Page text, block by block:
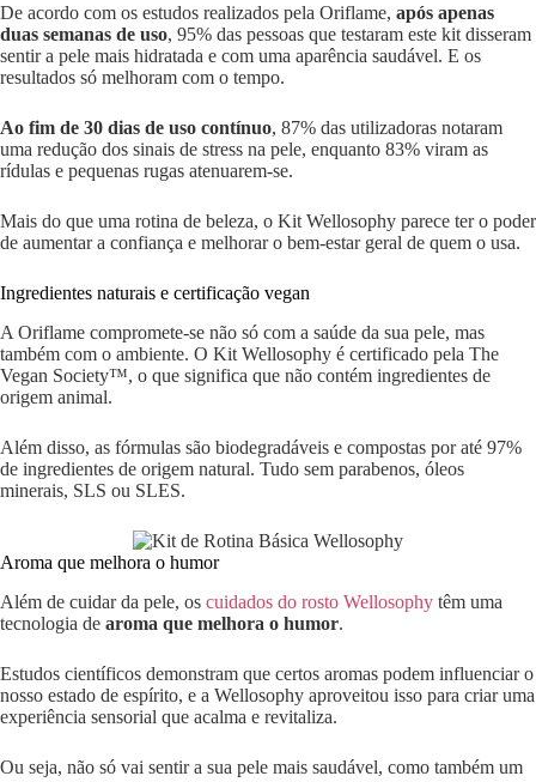
De acordo com os estudos realizados pela Oriflame, após apenas
duas semanas de uso, 95% das pessoas que testaram este kit disseram
sentir a pele mais hidratada e com uma aparência saudável. E os
resultados só melhoram com o tempo.
Ao fim de 30 dias de uso contínuo, 87% das utilizadoras notaram
uma redução dos sinais de stress na pele, enquanto 83% viram as
rídulas e pequenas rugas atenuarem-se.
Mais do que uma rotina de beleza, o Kit Wellosophy parece ter o poder
de aumentar a confiança e melhorar o bem-estar geral de quem o usa.
Ingredientes naturais e certificação vegan
A Oriflame compromete-se não só com a saúde da sua pele, mas
também com o ambiente. O Kit Wellosophy é certificado pela The
Vegan Society™, o que significa que não contém ingredientes de
origem animal.
Além disso, as fórmulas são biodegradáveis e compostas por até 97%
de ingredientes de origem natural. Tudo sem parabenos, óleos
minerais, SLS ou SLES.
Aroma que melhora o humor
Além de cuidar da pele, os cuidados do rosto Wellosophy têm uma
tecnologia de aroma que melhora o humor.
Estudos científicos demonstram que certos aromas podem influenciar o
nosso estado de espírito, e a Wellosophy aproveitou isso para criar uma
experiência sensorial que acalma e revitaliza.
Ou seja, não só vai sentir a sua pele mais saudável, como também um